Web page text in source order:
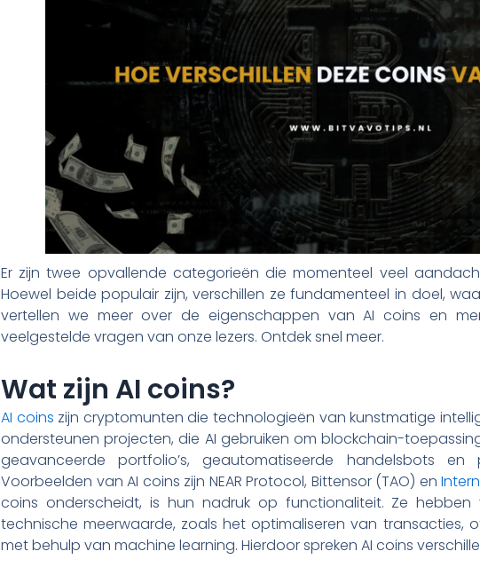
Er zijn twee opvallende categorieën die momenteel veel
Hoewel beide populair zijn, verschillen ze fundamenteel in doel,
vertellen we meer over de eigenschappen van AI coins en
veelgestelde vragen van onze lezers. Ontdek snel meer.
Wat zijn AI coins?
AI coins zijn cryptomunten die technologieën van kunstmatige
ondersteunen projecten, die AI gebruiken om blockchain-
geavanceerde portfolio’s, geautomatiseerde handelsbots en
Voorbeelden van AI coins zijn NEAR Protocol, Bittensor (TAO) en
coins onderscheidt, is hun nadruk op functionaliteit. Ze
technische meerwaarde, zoals het optimaliseren van transacties,
met behulp van machine learning. Hierdoor spreken AI coins